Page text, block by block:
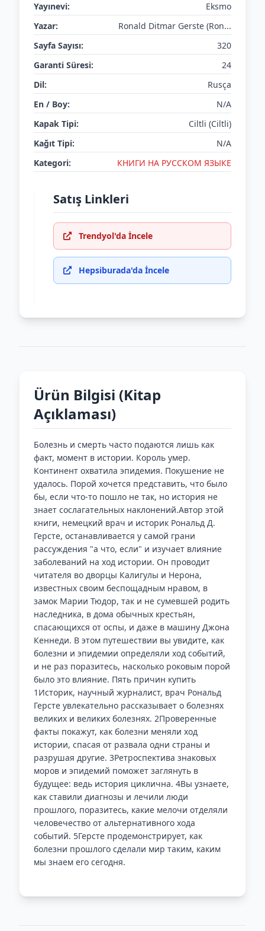
Yayınevi:
Eksmo
Yazar:
Ronald Ditmar Gerste (Ron...
Sayfa Sayısı:
320
Garanti Süresi:
24
Dil:
Rusça
En / Boy:
N/A
Kapak Tipi:
Ciltli (Ciltli)
Kağıt Tipi:
N/A
Kategori:
КНИГИ НА РУССКОМ ЯЗЫКЕ
Satış Linkleri
Trendyol'da İncele
Hepsiburada'da İncele
Ürün Bilgisi (Kitap
Açıklaması)
Болезнь и смерть часто подаются лишь как
факт, момент в истории. Король умер.
Континент охватила эпидемия. Покушение не
удалось. Порой хочется представить, что было
бы, если что-то пошло не так, но история не
знает сослагательных наклонений.Автор этой
книги, немецкий врач и историк Рональд Д.
Герсте, останавливается у самой грани
рассуждения "а что, если" и изучает влияние
заболеваний на ход истории. Он проводит
читателя во дворцы Калигулы и Нерона,
известных своим беспощадным нравом, в
замок Марии Тюдор, так и не сумевшей родить
наследника, в дома обычных крестьян,
спасающихся от оспы, и даже в машину Джона
Кеннеди. В этом путешествии вы увидите, как
болезни и эпидемии определяли ход событий,
и не раз поразитесь, насколько роковым порой
было это влияние. Пять причин купить
1Историк, научный журналист, врач Рональд
Герсте увлекательно рассказывает о болезнях
великих и великих болезнях. 2Проверенные
факты покажут, как болезни меняли ход
истории, спасая от развала одни страны и
разрушая другие. 3Ретроспектива знаковых
моров и эпидемий поможет заглянуть в
будущее: ведь история циклична. 4Вы узнаете,
как ставили диагнозы и лечили люди
прошлого, поразитесь, какие мелочи отделяли
человечество от альтернативного хода
событий. 5Герсте продемонстрирует, как
болезни прошлого сделали мир таким, каким
мы знаем его сегодня.